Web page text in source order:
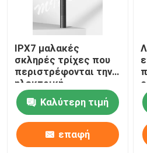
IPX7 μαλακές
σκληρές τρίχες που
περιστρέφονται την
ηλεκτρική
οδοντόβουρτσα
επανακαταλογηστέα
για την προστασία
γόμμας
Καλύτερη τιμή
επαφή